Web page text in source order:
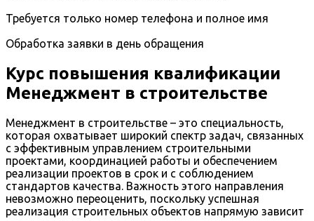
Требуется только номер телефона и полное имя
Обработка заявки в день обращения
Курс повышения квалификации
Менеджмент в строительстве
Менеджмент в строительстве – это специальность,
которая охватывает широкий спектр задач, связанных
с эффективным управлением строительными
проектами, координацией работы и обеспечением
реализации проектов в срок и с соблюдением
стандартов качества. Важность этого направления
невозможно переоценить, поскольку успешная
реализация строительных объектов напрямую зависит